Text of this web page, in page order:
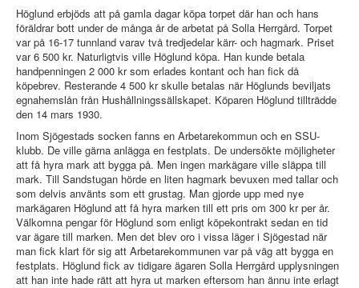
Höglund erbjöds att på gamla dagar köpa torpet där han och hans
föräldrar bott under de många år de arbetat på Solla Herrgård. Torpet
var på 16-17 tunnland varav två tredjedelar kärr- och hagmark. Priset
var 6 500 kr. Naturligtvis ville Höglund köpa. Han kunde betala
handpenningen 2 000 kr som erlades kontant och han fick då
köpebrev. Resterande 4 500 kr skulle betalas när Höglunds beviljats
egnahemslån från Hushållningssällskapet. Köparen Höglund tillträdde
den 14 mars 1930.
Inom Sjögestads socken fanns en Arbetarekommun och en SSU-
klubb. De ville gärna anlägga en festplats. De undersökte möjligheter
att få hyra mark att bygga på. Men ingen markägare ville släppa till
mark. Till Sandstugan hörde en liten hagmark bevuxen med tallar och
som delvis använts som ett grustag. Man gjorde upp med nye
markägaren Höglund att få hyra marken till ett pris om 300 kr per år.
Välkomna pengar för Höglund som enligt köpekontrakt sedan en tid
var ägare till marken. Men det blev oro i vissa läger i Sjögestad när
man fick klart för sig att Arbetarekommunen var på väg att bygga en
festplats. Höglund fick av tidigare ägaren Solla Herrgård upplysningen
att han inte hade rätt att hyra ut marken eftersom han ännu inte erlagt